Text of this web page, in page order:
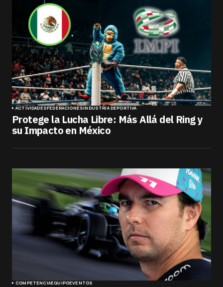
ACTIVIDADESFEDERACIONESINDUSTRIA DEPORTIVA
Protege la Lucha Libre: Más Allá del Ring y
su Impacto en México
COMPETENCIAEQUIPOEVENTOS